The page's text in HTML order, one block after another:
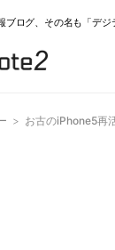
ブログ、その名も「デ
> お古のiPhone5再